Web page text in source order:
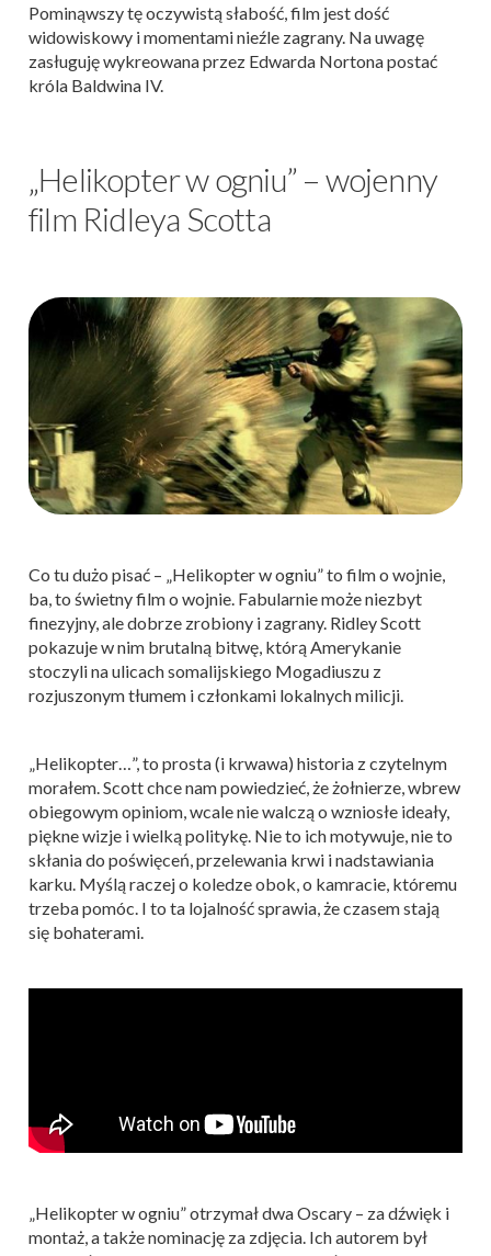
Pominąwszy tę oczywistą słabość, film jest dość
widowiskowy i momentami nieźle zagrany. Na uwagę
zasługuję wykreowana przez Edwarda Nortona postać
króla Baldwina IV.
„Helikopter w ogniu” – wojenny
film Ridleya Scotta
Co tu dużo pisać – „Helikopter w ogniu” to film o wojnie,
ba, to świetny film o wojnie. Fabularnie może niezbyt
finezyjny, ale dobrze zrobiony i zagrany. Ridley Scott
pokazuje w nim brutalną bitwę, którą Amerykanie
stoczyli na ulicach somalijskiego Mogadiuszu z
rozjuszonym tłumem i członkami lokalnych milicji.
„Helikopter…”, to prosta (i krwawa) historia z czytelnym
morałem. Scott chce nam powiedzieć, że żołnierze, wbrew
obiegowym opiniom, wcale nie walczą o wzniosłe ideały,
piękne wizje i wielką politykę. Nie to ich motywuje, nie to
skłania do poświęceń, przelewania krwi i nadstawiania
karku. Myślą raczej o koledze obok, o kamracie, któremu
trzeba pomóc. I to ta lojalność sprawia, że czasem stają
się bohaterami.
„Helikopter w ogniu” otrzymał dwa Oscary – za dźwięk i
montaż, a także nominację za zdjęcia. Ich autorem był